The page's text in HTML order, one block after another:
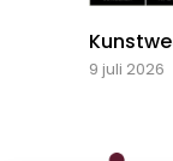
9 juli 2026